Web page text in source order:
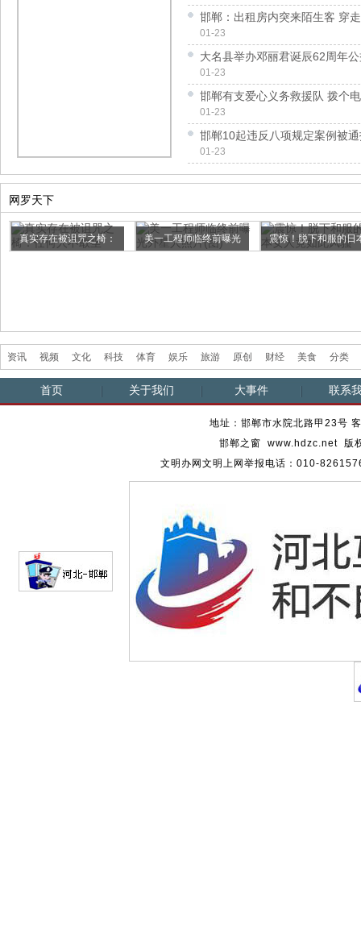
邯郸：出租房内突来陌生客 穿
01-23
大名县举办邓丽君诞辰62周年
01-23
邯郸有支爱心义务救援队 拨个
01-23
邯郸10起违反八项规定案例被
01-23
网罗天下
真实存在被诅咒之椅： 美一工程师临终前曝光 震惊！脱下和服的日
资讯 视频 文化 科技 体育 娱乐 旅游 原创 财经 美食 分类
首页 关于我们 大事件 联系
地址：邯郸市水院北路甲23号
邯郸之窗 www.hdzc.net 版
文明办网文明上网举报电话：010-